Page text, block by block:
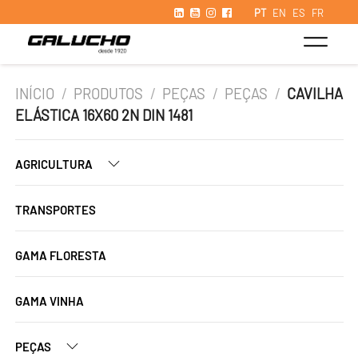
PT EN ES FR
INÍCIO / PRODUTOS / PEÇAS / PEÇAS / CAVILHA
ELÁSTICA 16X60 2N DIN 1481
AGRICULTURA
TRANSPORTES
GAMA FLORESTA
GAMA VINHA
PEÇAS